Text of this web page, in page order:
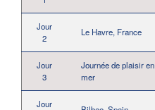
Jour
2
Le Havre, France
Jour
3
Journée de plaisir en
mer
Jour